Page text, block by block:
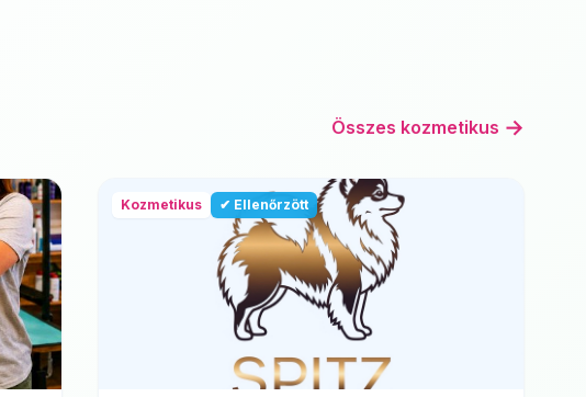
Összes kozmetikus →
Kozmetikus ✔ Ellenőrzött